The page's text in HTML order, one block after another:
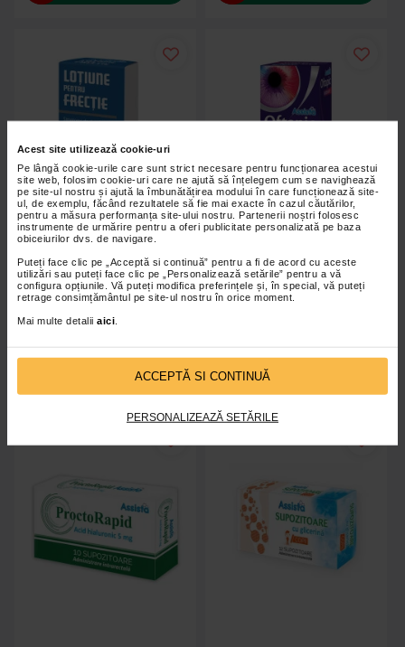
Acest site utilizează cookie-uri
Pe lângă cookie-urile care sunt strict necesare pentru funcționarea acestui
site web, folosim cookie-uri care ne ajută să înțelegem cum se navighează
pe site-ul nostru și ajută la îmbunătățirea modului în care funcționează site-
ul, de exemplu, făcând rezultatele să fie mai exacte în cazul căutărilor,
pentru a măsura performanța site-ului nostru. Partenerii noștri folosesc
instrumente de urmărire pentru a oferi publicitate personalizată pe baza
obiceiurilor dvs. de navigare.
Puteți face clic pe „Acceptă si continuă” pentru a fi de acord cu aceste
utilizări sau puteți face clic pe „Personalizează setările” pentru a vă
configura opțiunile. Vă puteți modifica preferințele și, în special, vă puteți
retrage consimțământul pe site-ul nostru în orice moment.
Mai multe detalii aici
ACCEPTĂ SI CONTINUĂ
PERSONALIZEAZĂ SETĂRILE
ASSISTA Lotiune pentru Frectie,
100 ml
Adaugă în coș
Picaturi pentru ochi Oftapic
Intensive, 10ml, Assista